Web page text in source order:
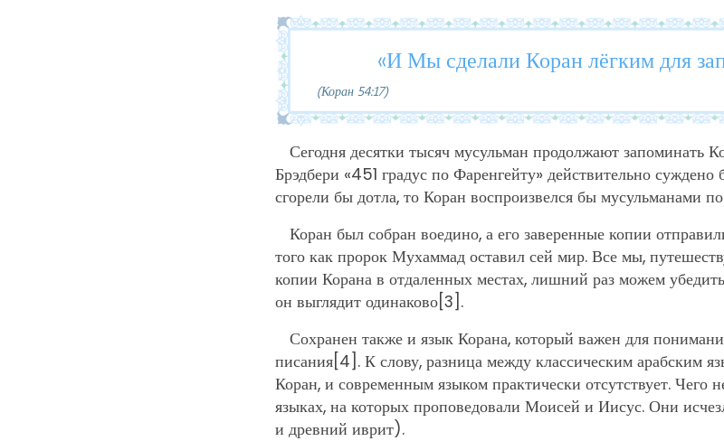
«И Мы сделали Коран лёгким для
(Коран 54:17)
Сегодня десятки тысяч мусульман продолжают запоминать
Брэдбери «451 градус по Фаренгейту» действительно суждено
сгорели бы дотла, то Коран воспроизвелся бы мусульманами
Коран был собран воедино, а его заверенные копии
того как пророк Мухаммад оставил сей мир. Все мы,
копии Корана в отдаленных местах, лишний раз можем
он выглядит одинаково [3] .
Сохранен также и язык Корана, который важен для
писания [4] . К слову, разница между классическим арабским
Коран, и современным языком практически отсутствует. Чего
языках, на которых проповедовали Моисей и Иисус. Они
и древний иврит).